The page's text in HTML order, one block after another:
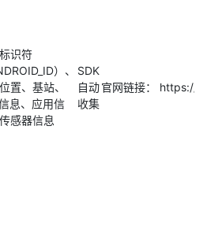
识符
）、
置、基站、
息、应用信
感器信息
SDK
自动
收集
官网链接： https://